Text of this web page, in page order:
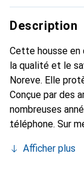
Description
Cette housse en
la qualité et le
Noreve. Elle
Conçue par des
nombreuses
téléphone. Sur
et indispensable
Afficher plus